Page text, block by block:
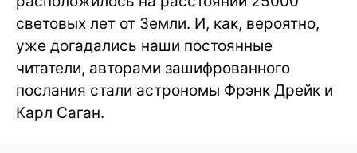
световых лет от Земли. И, как, вероятно,
уже догадались наши постоянные
читатели, авторами зашифрованного
послания стали астрономы Фрэнк Дрейк и
Карл Саган.